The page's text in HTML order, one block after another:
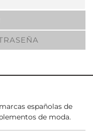
españolas de
de moda.